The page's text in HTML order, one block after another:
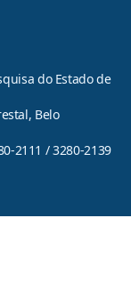
do Estado de
Belo
2111 / 3280-2139